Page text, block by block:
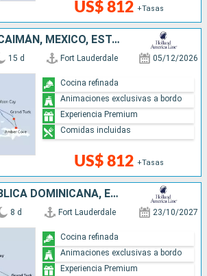
US$ 812 +Tasas
JAMAICA, ISLAS CAIMÁN, MÉXICO, ESTADOS UNIDOS, REPÚBLICA DOMINICANA, BAHAMAS
15 d Fort Lauderdale 05/12/2026
US$ 812 +Tasas
Cocina refinada
Animaciones exclusivas a bordo
Experiencia Premium
Comidas incluidas
BAHAMAS, REPÚBLICA DOMINICANA, ESTADOS UNIDOS
8 d Fort Lauderdale 23/10/2027
Cocina refinada
Animaciones exclusivas a bordo
Experiencia Premium